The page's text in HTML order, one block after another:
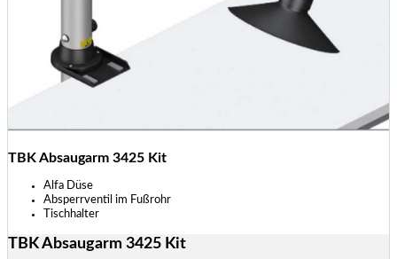
TBK Absaugarm 3425 Kit
Alfa Düse
Absperrventil im Fußrohr
Tischhalter
TBK Absaugarm 3425 Kit